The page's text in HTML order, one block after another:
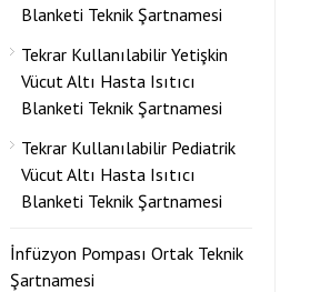
Blanketi Teknik Şartnamesi
Tekrar Kullanılabilir Yetişkin
Vücut Altı Hasta Isıtıcı
Blanketi Teknik Şartnamesi
Tekrar Kullanılabilir Pediatrik
Vücut Altı Hasta Isıtıcı
Blanketi Teknik Şartnamesi
İnfüzyon Pompası Ortak Teknik
Şartnamesi